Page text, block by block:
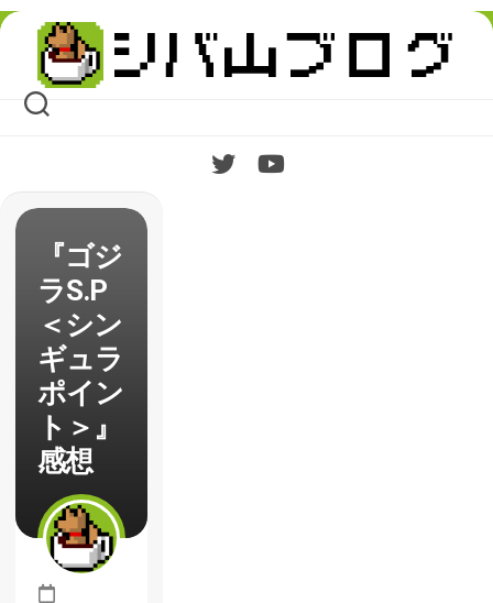
Skip
content
『ゴジ
ラS.P
＜シン
ギュラ
ポイン
ト＞』
感想